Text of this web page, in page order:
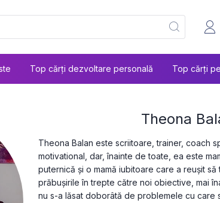
Top cărți dezvoltare personală Top cărți
Theona
Theona Balan este scriitoare, trainer, coach
motivational, dar, înainte de toate, ea este
puternică și o mamă iubitoare care a reușit
prăbușirile în trepte către noi obiective, mai
nu s-a lăsat doborâtă de problemele cu care